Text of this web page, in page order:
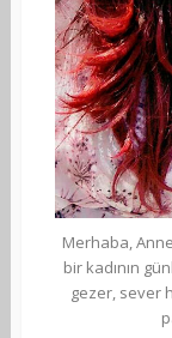
Merhaba,
bir kadının
gezer, sever